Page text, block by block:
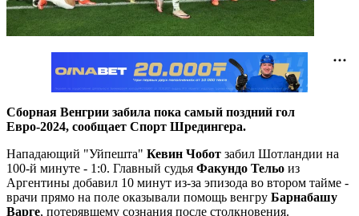
Сборная Венгрии забила пока самый поздний гол
Евро-2024, сообщает Спорт Шредингера.
Нападающий "Уйпешта" Кевин Чобот забил Шотландии на
100-й минуте - 1:0. Главный судья Факундо Тельо из
Аргентины добавил 10 минут из-за эпизода во втором тайме -
врачи прямо на поле оказывали помощь венгру Барнабашу
Варге, потерявшему сознания после столкновения.